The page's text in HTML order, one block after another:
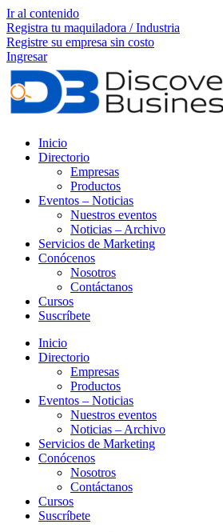
Ir al contenido
Registra tu maquiladora / Industria
Registre su empresa sin costo
Ingresar
Inicio
Directorio
Empresas
Productos
Eventos – Noticias
Nuestros eventos
Noticias – Archivo
Servicios de Marketing
Conócenos
Nosotros
Contáctanos
Cursos
Suscríbete
Inicio
Directorio
Empresas
Productos
Eventos – Noticias
Nuestros eventos
Noticias – Archivo
Servicios de Marketing
Conócenos
Nosotros
Contáctanos
Cursos
Suscríbete